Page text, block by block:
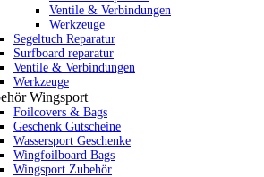
Ventile & Verbindungen
Werkzeuge
Segeltuch Reparatur
Surfboard reparatur
Ventile & Verbindungen
Werkzeuge
Wingsport
Foilcovers & Bags
Geschenk Gutscheine
Wassersport Geschenke
Wingfoilboard Bags
Wingsport Zubehör